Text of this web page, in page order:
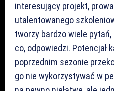
interesujący projekt,
utalentowanego
tworzy bardzo wiele
co, odpowiedzi. Potencjał
poprzednim sezonie
go nie wykorzystywać w